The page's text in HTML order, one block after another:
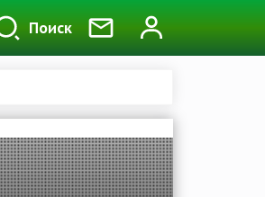
Поиск